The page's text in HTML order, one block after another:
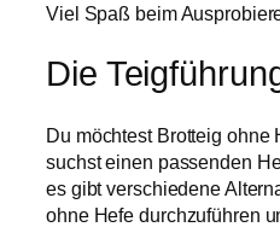
Viel Spaß beim
Die
Du möchtest Brotteig ohne
suchst einen passenden
es gibt verschiedene
ohne Hefe durchzuführen